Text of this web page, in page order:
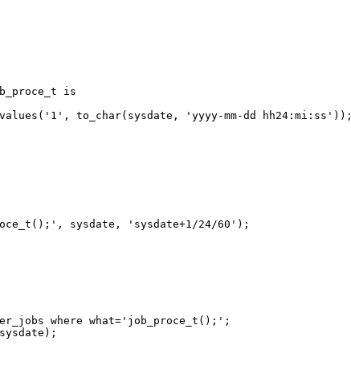
is
to_char(sysdate, 'yyyy-mm-dd hh24:mi:ss'));
sysdate, 'sysdate+1/24/60');
where what='job_proce_t();';